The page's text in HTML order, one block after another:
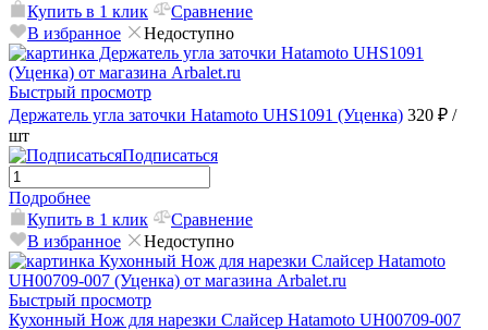
Купить в 1 клик
Сравнение
В избранное
Недоступно
Быстрый просмотр
Держатель угла заточки Hatamoto UHS1091 (Уценка) 320 ₽ /
шт
Подписаться
Подробнее
Купить в 1 клик
Сравнение
В избранное
Недоступно
Быстрый просмотр
Кухонный Нож для нарезки Слайсер Hatamoto UH00709-007